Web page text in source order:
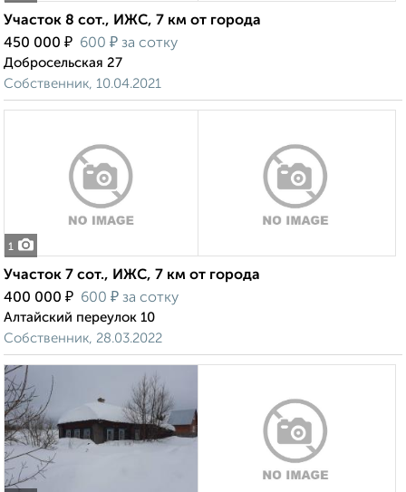
Участок 8 сот., ИЖС, 7 км от города
450 000 ₽ 600 ₽ за сотку
Добросельская 27
Собственник, 10.04.2021
1
Участок 7 сот., ИЖС, 7 км от города
400 000 ₽ 600 ₽ за сотку
Алтайский переулок 10
Собственник, 28.03.2022